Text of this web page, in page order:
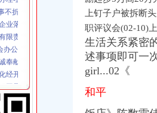
业落地手续审批流程_搜狐财经_搜狐网
限责任公司招聘经开区岗位1名公告（
办公室办公设备采购项目（经直购-
奉献|经开区综合办公室组织进行集体
经开区管委会办公室关于加怀化经
子女解决入学问题
办事处2017新招聘信息_电话_地
开区开发投资集团有限责任公司）办事
务平台_园区频道_红网
上钉子户被拆断
职评议会(02-10)
生活关系紧密
述事项即可一
girl...02《
和平